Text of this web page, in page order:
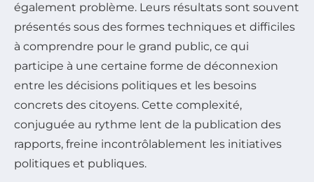
également problème. Leurs résultats sont souvent
présentés sous des formes techniques et difficiles
à comprendre pour le grand public, ce qui
participe à une certaine forme de déconnexion
entre les décisions politiques et les besoins
concrets des citoyens. Cette complexité,
conjuguée au rythme lent de la publication des
rapports, freine incontrôlablement les initiatives
politiques et publiques.